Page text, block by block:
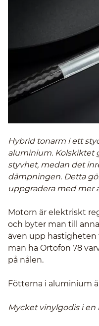
Hybrid tonarm i ett
aluminium. Kolskiktet
styvhet, medan det
dämpningen. Detta
uppgradera med mer
Motorn är elektriskt
och byter man till
även upp hastigheten
man ha Ortofon 78
på nålen.
Fötterna i aluminium
Mycket vinylgodis i en